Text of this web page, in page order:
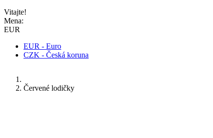
Vitajte!
Mena:
EUR
EUR - Euro
CZK - Česká koruna
Červené lodičky